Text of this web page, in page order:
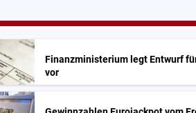
Finanzministerium legt Entwurf
vor